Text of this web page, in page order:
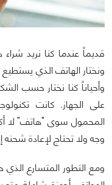
قديماً عندما كنا نريد
ونختار الهاتف الذي
وأحياناً كنا نختار حسب
على الجهاز. كانت
المحمول سوى "هاتف" لا
وجه ولا تحتاج لإعادة شحنه
ومع التطور المتسارع